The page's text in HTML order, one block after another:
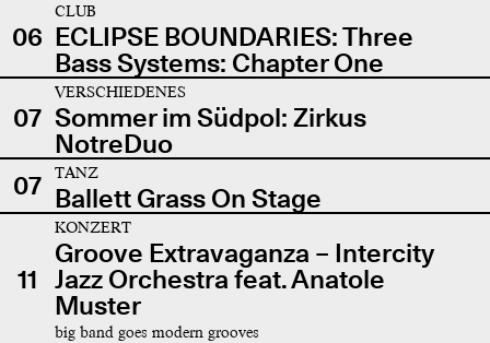
06
CLUB
ECLIPSE BOUNDARIES: Three
Bass Systems: Chapter One
07
VERSCHIEDENES
Sommer im Südpol: Zirkus
NotreDuo
07
TANZ
Ballett Grass On Stage
11
KONZERT
Groove Extravaganza – Intercity
Jazz Orchestra feat. Anatole
Muster
big band goes modern grooves